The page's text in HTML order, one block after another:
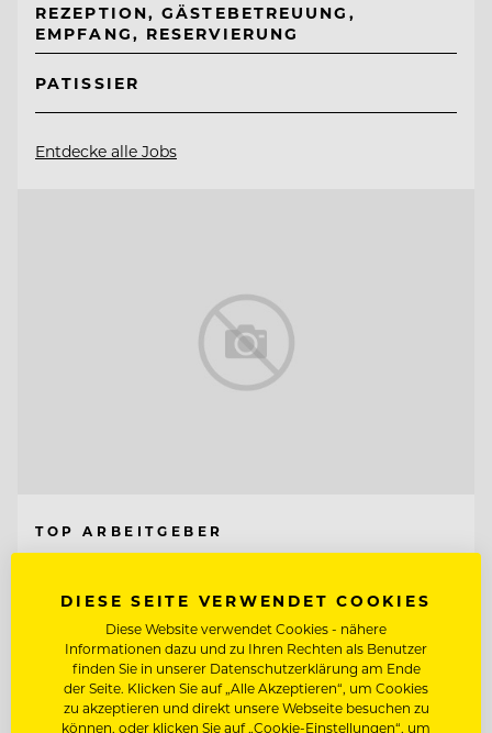
REZEPTION, GÄSTEBETREUUNG,
EMPFANG, RESERVIERUNG
PATISSIER
Entdecke alle Jobs
TOP ARBEITGEBER
ElisabethHotel
6290 Mayrhofen, Österreich
CHEF DE PARTIE - SAUCIER IM
ELISABETHHOTEL
DIESE SEITE VERWENDET COOKIES
Diese Website verwendet Cookies - nähere
Informationen dazu und zu Ihren Rechten als Benutzer
finden Sie in unserer Datenschutzerklärung am Ende
der Seite. Klicken Sie auf „Alle Akzeptieren“, um Cookies
zu akzeptieren und direkt unsere Webseite besuchen zu
können, oder klicken Sie auf „Cookie-Einstellungen“, um